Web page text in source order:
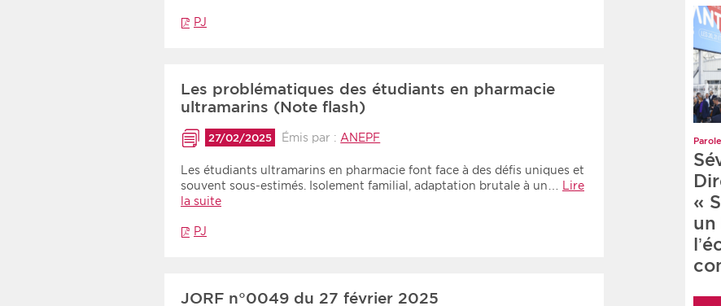
PJ
Les problématiques des étudiants en pharmacie
ultramarins (Note flash)
27/02/2025 Émis par : ANEPF
Les étudiants ultramarins en pharmacie font face à des défis uniques et
souvent sous-estimés. Isolement familial, adaptation brutale à un… Lire
la suite
PJ
JORF n°0049 du 27 février 2025
«
un